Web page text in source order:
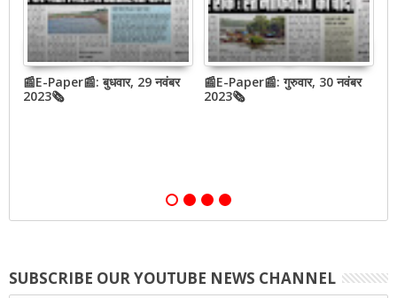
📰E-Paper📰: बुधवार, 29 नवंबर
2023🗞
📰E-Paper📰: गुरुवार, 30 नवंबर
2023🗞
SUBSCRIBE OUR YOUTUBE NEWS CHANNEL